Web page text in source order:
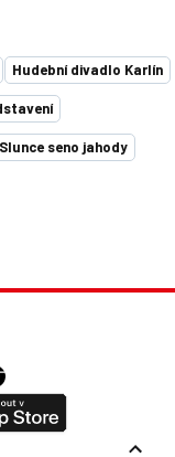
Hudební divadlo Karlín
Slunce seno jahody